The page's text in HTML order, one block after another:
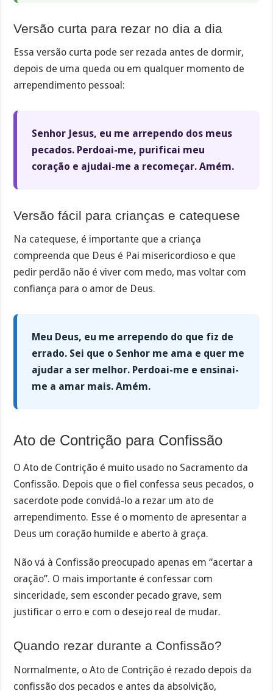
Versão curta para rezar no dia a dia
Essa versão curta pode ser rezada antes de dormir,
depois de uma queda ou em qualquer momento de
arrependimento pessoal:
Senhor Jesus, eu me arrependo dos meus
pecados. Perdoai-me, purificai meu
coração e ajudai-me a recomeçar. Amém.
Versão fácil para crianças e catequese
Na catequese, é importante que a criança
compreenda que Deus é Pai misericordioso e que
pedir perdão não é viver com medo, mas voltar com
confiança para o amor de Deus.
Meu Deus, eu me arrependo do que fiz de
errado. Sei que o Senhor me ama e quer me
ajudar a ser melhor. Perdoai-me e ensinai-
me a amar mais. Amém.
Ato de Contrição para Confissão
O Ato de Contrição é muito usado no Sacramento da
Confissão. Depois que o fiel confessa seus pecados, o
sacerdote pode convidá-lo a rezar um ato de
arrependimento. Esse é o momento de apresentar a
Deus um coração humilde e aberto à graça.
Não vá à Confissão preocupado apenas em “acertar a
oração”. O mais importante é confessar com
sinceridade, sem esconder pecado grave, sem
justificar o erro e com o desejo real de mudar.
Quando rezar durante a Confissão?
Normalmente, o Ato de Contrição é rezado depois da
confissão dos pecados e antes da absolvição,